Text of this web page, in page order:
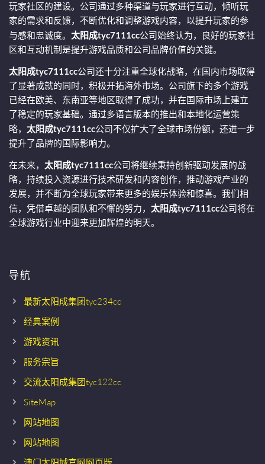
玩家社区的建设。公司通过多种渠道与玩家进行互动，倾听玩
家的需求和反馈，不断优化和调整游戏内容，以提升玩家的参
与感和忠诚度。 太阳成tyc7111cc公司始终认为，良好的玩家社
区和互动机制是提升游戏品质和公司品牌价值的关键。
太阳成tyc7111cc公司还十分注重全球化战略，在国内市场取得
了显著成就的同时，积极开拓海外市场。公司旗下的多个游戏
已经在欧美、东南亚等地区取得了成功，并在国际市场上建立
了稳定的玩家基础。通过多语言版本的推出和本地化运营策
略， 太阳成tyc7111cc公司不仅扩大了全球市场份额，还进一步
提升了品牌的国际影响力。
在未来， 太阳成tyc7111cc公司将继续秉持创新驱动发展的战
略，持续投入资源进行技术研发和内容创作，推动游戏产业的
发展，并不断为全球玩家带来更多的娱乐体验和惊喜。我们相
信，凭借卓越的团队和不懈的努力， 太阳成tyc7111cc公司将在
全球游戏行业中迎来更加辉煌的明天。
导航
最新太阳成集团tyc234cc
经典案例
游戏资讯
服务宗旨
交流太阳成集团tyc122cc
SiteMap
网站地图
网站地图